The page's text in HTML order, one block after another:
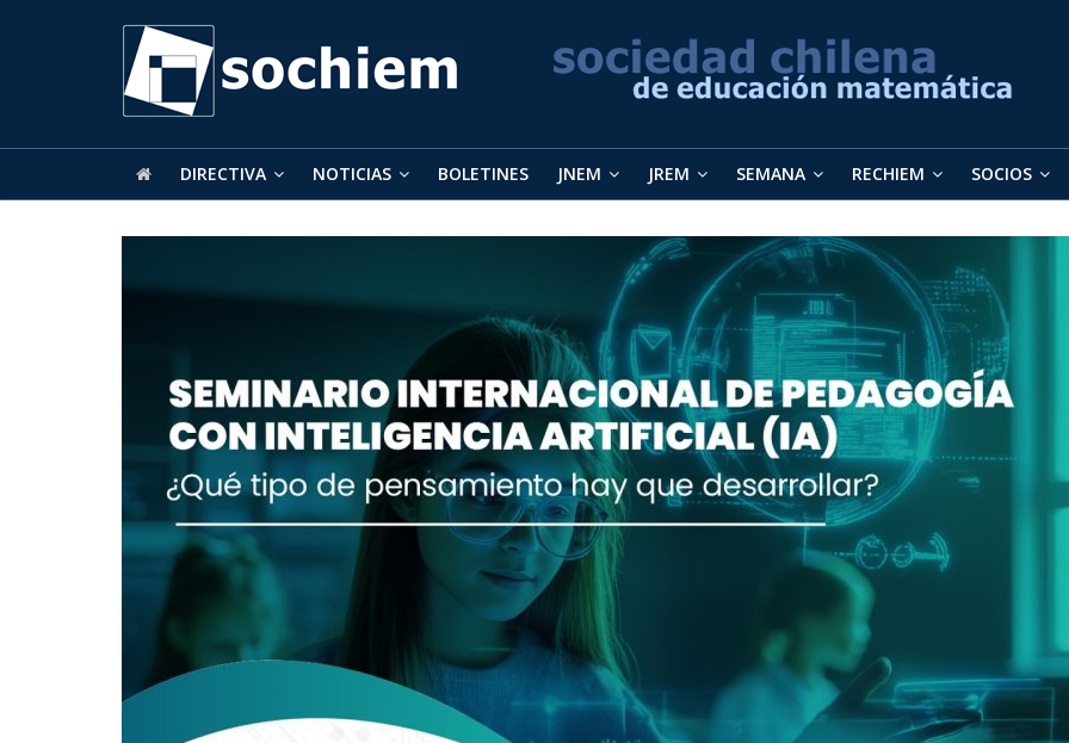
SOCHIEM
Sociedad
Educación
DIRECTIVA NOTICIAS BOLETINES JNEM JREM SEMANA RECHIEM SOCIOS